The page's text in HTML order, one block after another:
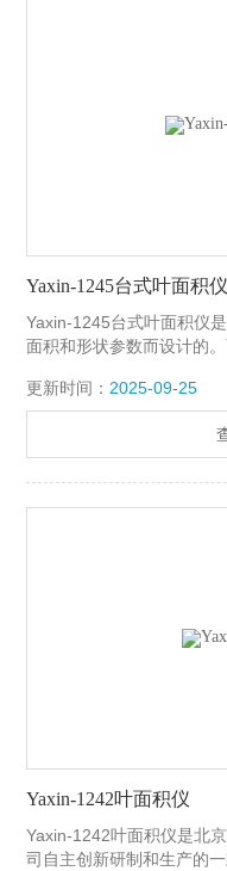
Yaxin-1245台式叶面积仪
Yaxin-1245台式叶面积仪
面积和形状参数而设计的
在短时间内对大量的离体
态尺度的测量与观察。
更新时间： 2025-09-25
Yaxin-1242叶面积仪
Yaxin-1242叶面积仪是北京尊
司自主创新研制和生产的